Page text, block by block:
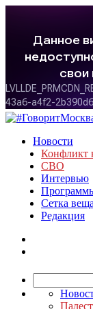
Новости
Конфликт
СВО
Интервью
Сетка
Редакция